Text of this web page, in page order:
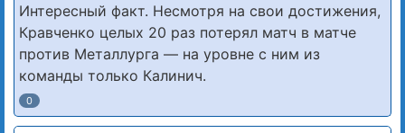
Интересный факт. Несмотря на свои достижения,
Кравченко целых 20 раз потерял матч в матче
против Металлурга — на уровне с ним из
команды только Калинич.
0